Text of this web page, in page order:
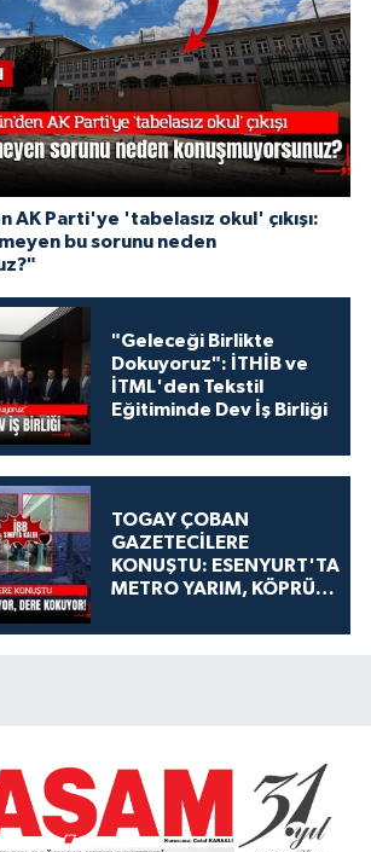
AK Parti'ye 'tabelasız okul' çıkışı:
bu sorunu neden
"Geleceği Birlikte
Dokuyoruz": İTHİB ve
İTML'den Tekstil
Eğitiminde Dev İş Birliği
TOGAY ÇOBAN
GAZETECİLERE
KONUŞTU: ESENYURT'TA
METRO YARIM, KÖPRÜ
KOKUYOR!